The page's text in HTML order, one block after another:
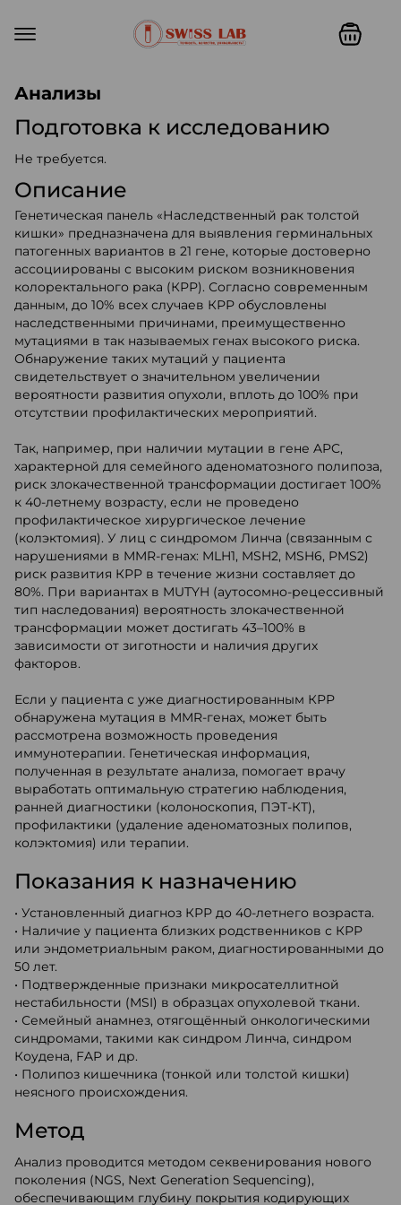
Анализы
Подготовка к исследованию
Не требуется.
Описание
Генетическая панель «Наследственный рак толстой
кишки» предназначена для выявления герминальных
патогенных вариантов в 21 гене, которые достоверно
ассоциированы с высоким риском возникновения
колоректального рака (КРР). Согласно современным
данным, до 10% всех случаев КРР обусловлены
наследственными причинами, преимущественно
мутациями в так называемых генах высокого риска.
Обнаружение таких мутаций у пациента
свидетельствует о значительном увеличении
вероятности развития опухоли, вплоть до 100% при
отсутствии профилактических мероприятий.
Так, например, при наличии мутации в гене APC,
характерной для семейного аденоматозного полипоза,
риск злокачественной трансформации достигает 100%
к 40-летнему возрасту, если не проведено
профилактическое хирургическое лечение
(колэктомия). У лиц с синдромом Линча (связанным с
нарушениями в MMR-генах: MLH1, MSH2, MSH6, PMS2)
риск развития КРР в течение жизни составляет до
80%. При вариантах в MUTYH (аутосомно-рецессивный
тип наследования) вероятность злокачественной
трансформации может достигать 43–100% в
зависимости от зиготности и наличия других
факторов.
Если у пациента с уже диагностированным КРР
обнаружена мутация в MMR-генах, может быть
рассмотрена возможность проведения
иммунотерапии. Генетическая информация,
полученная в результате анализа, помогает врачу
выработать оптимальную стратегию наблюдения,
ранней диагностики (колоноскопия, ПЭТ-КТ),
профилактики (удаление аденоматозных полипов,
колэктомия) или терапии.
Показания к назначению
• Установленный диагноз КРР до 40-летнего возраста.
• Наличие у пациента близких родственников с КРР
или эндометриальным раком, диагностированными до
50 лет.
• Подтвержденные признаки микросателлитной
нестабильности (MSI) в образцах опухолевой ткани.
• Семейный анамнез, отягощённый онкологическими
синдромами, такими как синдром Линча, синдром
Коудена, FAP и др.
• Полипоз кишечника (тонкой или толстой кишки)
неясного происхождения.
Метод
Анализ проводится методом секвенирования нового
поколения (NGS, Next Generation Sequencing),
обеспечивающим глубину покрытия кодирующих